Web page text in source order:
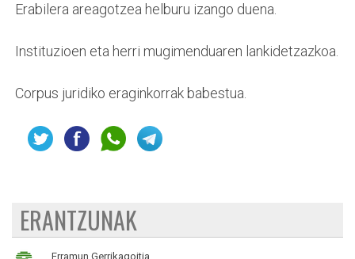
 Erabilera areagotzea helburu izango duena.
 Instituzioen eta herri mugimenduaren lankidetzazkoa.
 Corpus juridiko eraginkorrak babestua.
ERANTZUNAK
Erramun Gerrikagoitia